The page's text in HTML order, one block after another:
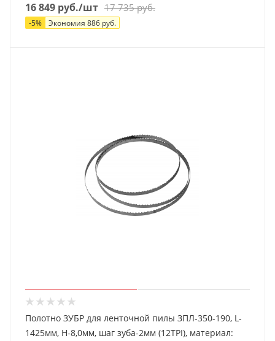
16 849 руб./шт 17 735руб.
-5% Экономия 886 руб.
Полотно ЗУБР для ленточной пилы ЗПЛ-350-190, L-
1425мм, H-8,0мм, шаг зуба-2мм (12TPI), материал: